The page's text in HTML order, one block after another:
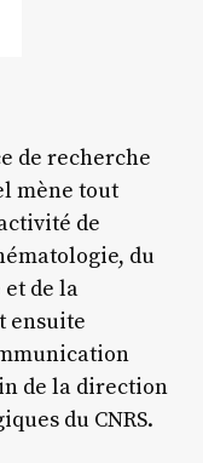
de recherche
mène tout
de
du
de la
ensuite
de la direction
du CNRS.